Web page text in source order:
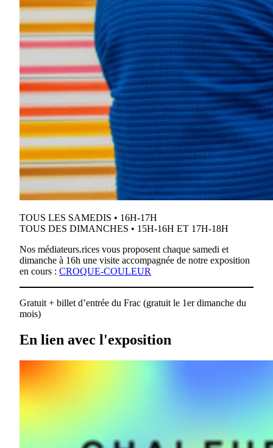
TOUS LES SAMEDIS • 16H-17H
TOUS DES DIMANCHES • 15H-16H ET 17H-18H
Nos médiateurs.rices vous proposent chaque samedi et
dimanche à 16h une visite accompagnée de notre exposition
en cours : CROQUE-COULEUR
Gratuit + billet d’entrée du Frac (gratuit le 1er dimanche du
mois)
En lien avec l'exposition